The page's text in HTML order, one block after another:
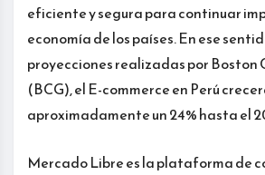
eficiente y segura para continuar
economía de los países. En ese
proyecciones realizadas por Boston
(BCG), el E-commerce en Perú
aproximadamente un 24% hasta el
Mercado Libre es la plataforma de